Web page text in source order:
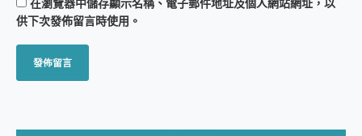
供下次發佈留言時使用。